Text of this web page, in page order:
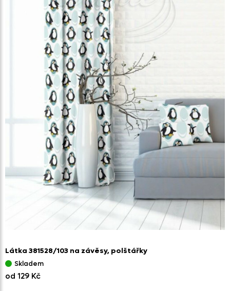
Látka 381528/103 na závěsy, polštářky
Skladem
od 129 Kč